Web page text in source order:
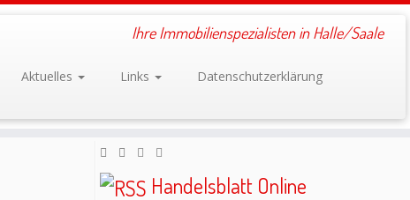
Ihre Immobilienspezialisten in Halle/Saale
Aktuelles Links
Datenschutzerklärung
Handelsblatt Online